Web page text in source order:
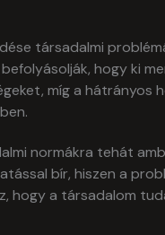
társadalmi
hogy ki
míg a
normákra tehát
bír, hiszen a
hogy a társadalom